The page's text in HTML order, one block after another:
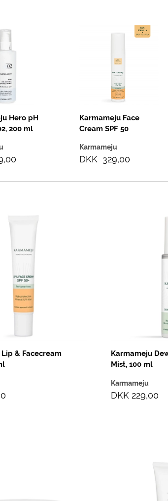
Hero pH
200 ml
Karmameju Face
Cream SPF 50
Karmameju
DKK 329,00
& Facecream
Karmameju
Mist, 100 ml
Karmameju
DKK 229,00